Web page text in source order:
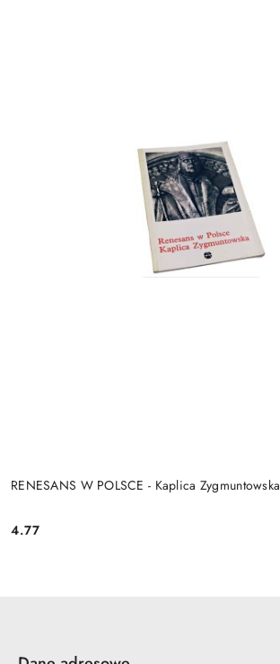
RENESANS W POLSCE - Kaplica Zygmuntowska
Cena:
4.77